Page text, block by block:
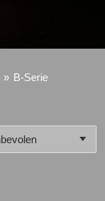
» B-Serie